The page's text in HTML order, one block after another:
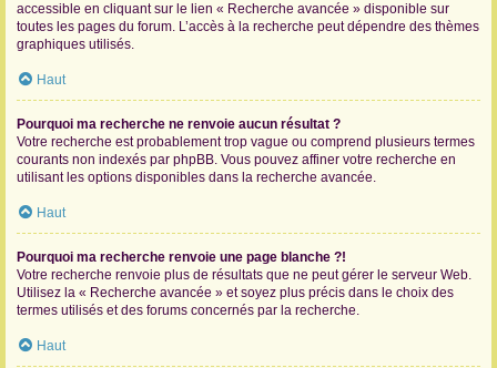
accessible en cliquant sur le lien « Recherche avancée » disponible sur
toutes les pages du forum. L’accès à la recherche peut dépendre des thèmes
graphiques utilisés.
Haut
Pourquoi ma recherche ne renvoie aucun résultat ?
Votre recherche est probablement trop vague ou comprend plusieurs termes
courants non indexés par phpBB. Vous pouvez affiner votre recherche en
utilisant les options disponibles dans la recherche avancée.
Haut
Pourquoi ma recherche renvoie une page blanche ?!
Votre recherche renvoie plus de résultats que ne peut gérer le serveur Web.
Utilisez la « Recherche avancée » et soyez plus précis dans le choix des
termes utilisés et des forums concernés par la recherche.
Haut